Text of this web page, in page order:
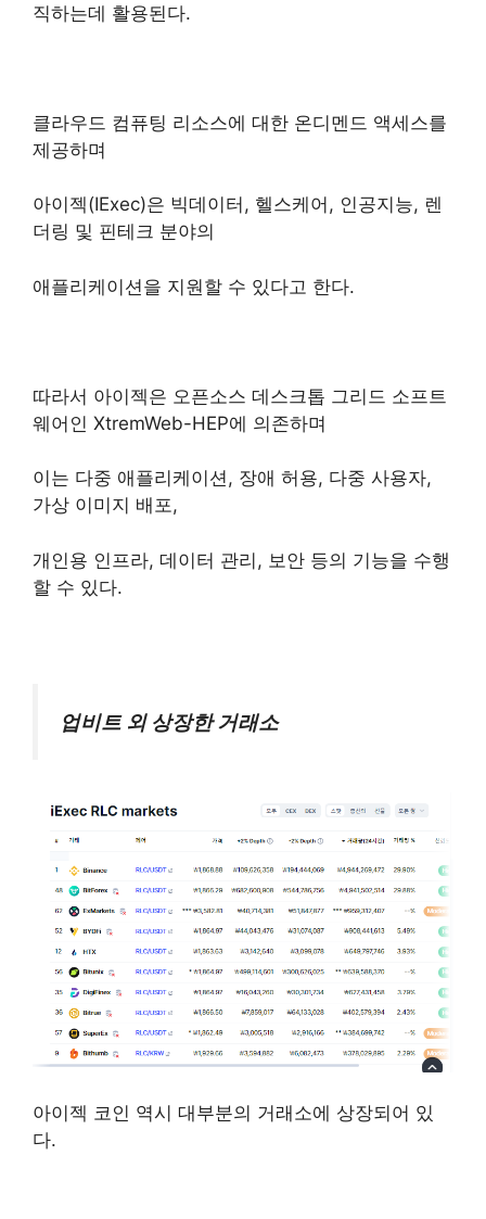
직하는데 활용된다.
클라우드 컴퓨팅 리소스에 대한 온디멘드 액세스를
제공하며
아이젝(IExec)은 빅데이터, 헬스케어, 인공지능, 렌
더링 및 핀테크 분야의
애플리케이션을 지원할 수 있다고 한다.
따라서 아이젝은 오픈소스 데스크톱 그리드 소프트
웨어인 XtremWeb-HEP에 의존하며
이는 다중 애플리케이션, 장애 허용, 다중 사용자,
가상 이미지 배포,
개인용 인프라, 데이터 관리, 보안 등의 기능을 수행
할 수 있다.
업비트 외 상장한 거래소
아이젝 코인 역시 대부분의 거래소에 상장되어 있
다.